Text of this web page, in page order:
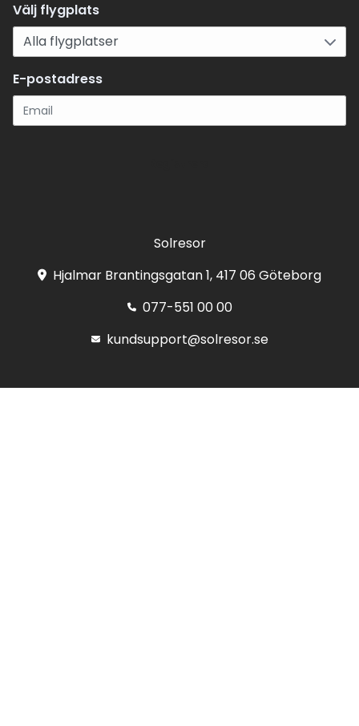
Välj flygplats
E-postadress
Solresor
Hjalmar Brantingsgatan 1, 417 06 Göteborg
077-551 00 00
kundsupport@solresor.se